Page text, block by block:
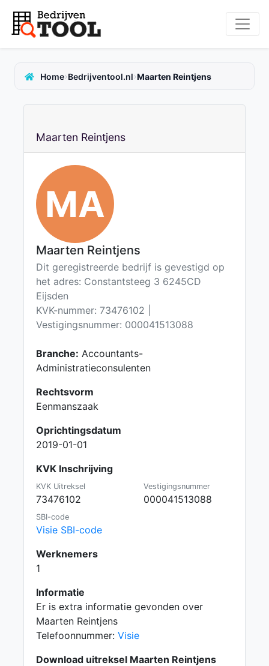
Home›Bedrijventool.nl›Maarten Reintjens
Maarten Reintjens
MA
Maarten Reintjens
Dit geregistreerde bedrijf is gevestigd op
het adres: Constantsteeg 3 6245CD
Eijsden
KVK-nummer: 73476102 |
Vestigingsnummer: 000041513088
Branche: Accountants-
Administratieconsulenten
Rechtsvorm
Eenmanszaak
Oprichtingsdatum
2019-01-01
KVK Inschrijving
KVK Uitreksel
73476102
Vestigingsnummer
000041513088
SBI-code
Visie SBI-code
Werknemers
1
Informatie
Er is extra informatie gevonden over
Maarten Reintjens
Telefoonnummer: Visie
Download uitreksel Maarten Reintjens